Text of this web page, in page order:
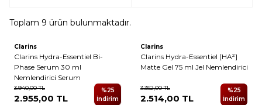
Toplam 9 ürün bulunmaktadır.
Clarins
Clarins Hydra-Essentiel Bi-
Phase Serum 30 ml
Nemlendirici Serum
3.940,00TL
2.955,00 TL
%25
İndirim
Clarins
Clarins Hydra-Essentiel [HA²]
Matte Gel 75 ml Jel Nemlendirici
3.352,00TL
2.514,00 TL
%25
İndirim